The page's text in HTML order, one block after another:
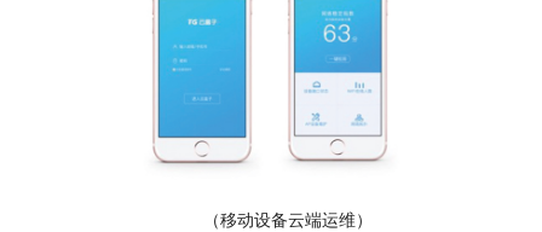
（移动设备云端运维）